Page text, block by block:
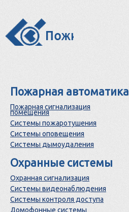
Пожарная автоматика
Пожарная сигнализация
помещения
Системы пожаротушения
Системы оповещения
Системы дымоудаления
Охранные системы
Охранная сигнализация
Системы видеонаблюдения
Системы контроля доступа
Домофонные системы